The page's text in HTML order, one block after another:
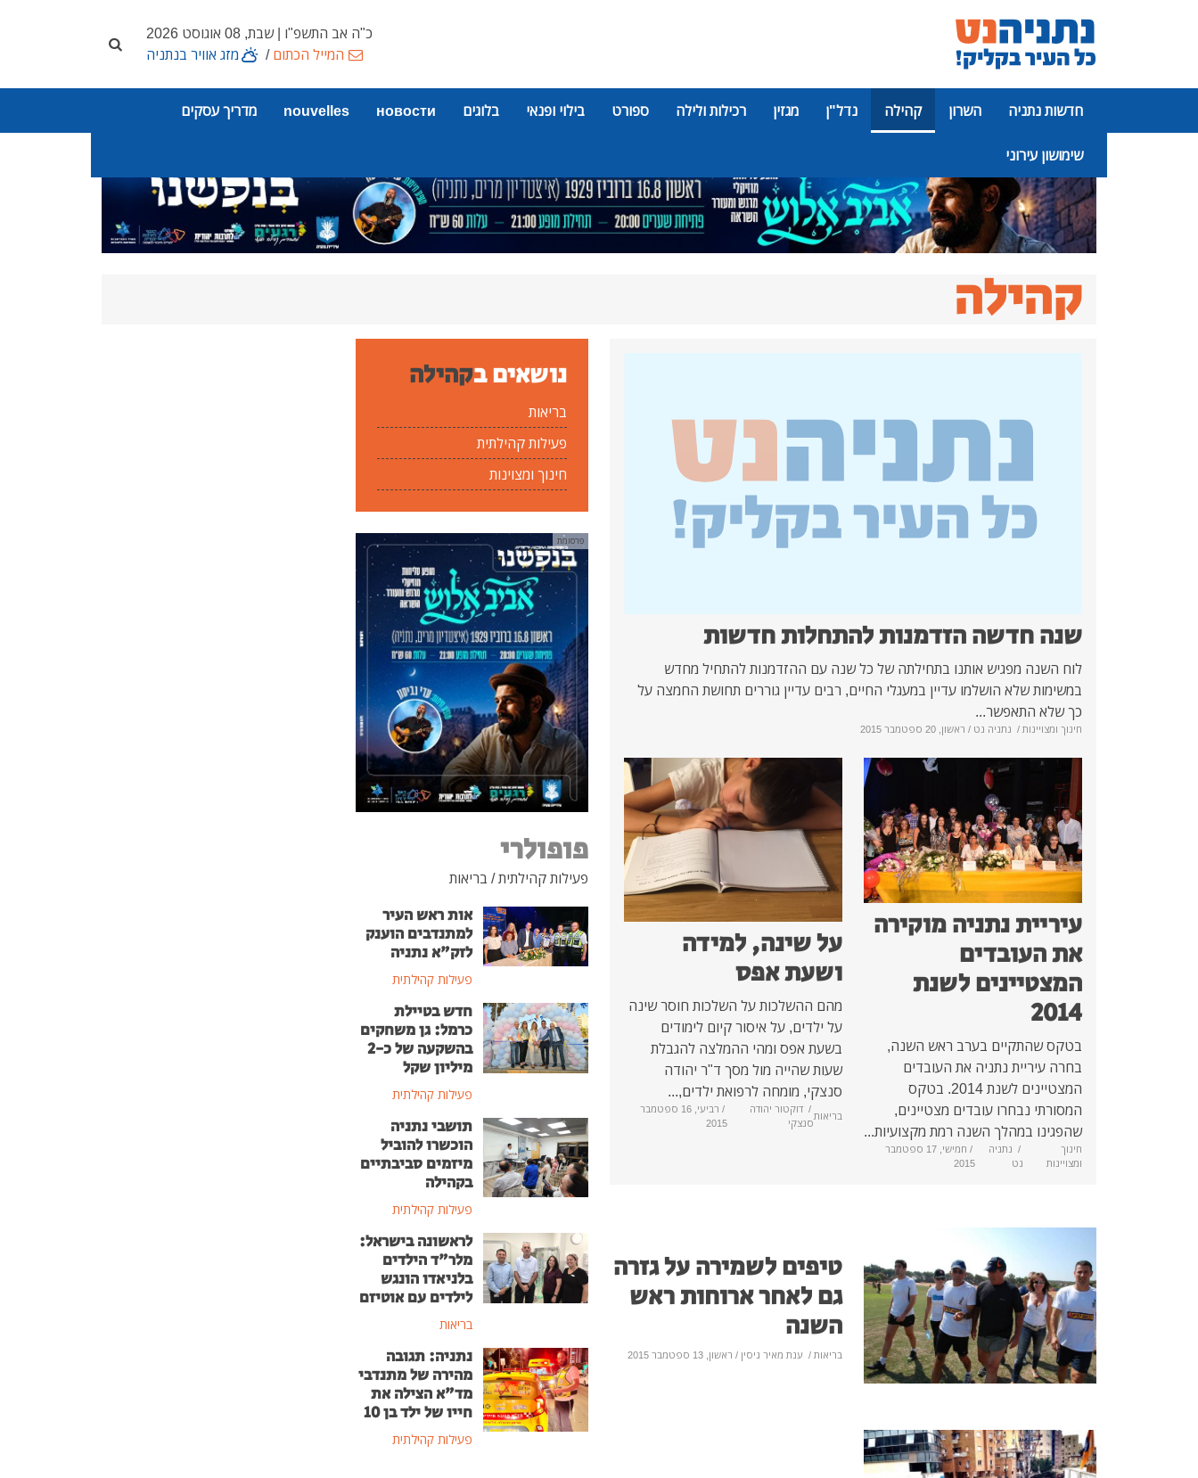
כ"ה אב התשפ"ו | שבת, 08 אוגוסט 2026
המייל הכתום/ מזג אוויר בנתניה
חדשות נתניה השרון קהילה נדל"ן מגזין רכילות ולילה ספורט בילוי ופנאי בלוגים новости
nouvelles מדריך עסקים
שימושון עירוני
פרסומת
קהילה
שנה חדשה הזדמנות להתחלות חדשות
לוח השנה מפגיש אותנו בתחילתה של כל שנה עם ההזדמנות להתחיל מחדש
במשימות שלא הושלמו עדיין במעגלי החיים, רבים עדיין גוררים תחושת החמצה על
כך שלא התאפשר...
חינוך ומצויינות / נתניה נט / ראשון, 20 ספטמבר 2015
עיריית נתניה מוקירה
את העובדים
המצטיינים לשנת
2014
בטקס שהתקיים בערב ראש השנה,
בחרה עיריית נתניה את העובדים
המצטיינים לשנת 2014. בטקס
המסורתי נבחרו עובדים מצטיינים,
שהפגינו במהלך השנה רמת מקצועיות...
חינוך
ומצויינות
/ נתניה
נט
/ חמישי, 17 ספטמבר
2015
על שינה, למידה
ושעת אפס
מהם ההשלכות על השלכות חוסר שינה
על ילדים, על איסור קיום לימודים
בשעת אפס ומהי ההמלצה להגבלת
שעות שהייה מול מסך ד"ר יהודה
סנצקי, מומחה לרפואת ילדים,...
בריאות
/ דוקטור יהודה
סנצקי
/ רביעי, 16 ספטמבר
2015
טיפים לשמירה על גזרה
גם לאחר ארוחות ראש
השנה
בריאות / ענת מאיר גיסין / ראשון, 13 ספטמבר 2015
נושאים בקהילה
בריאות
פעילות קהילתית
חינוך ומצוינות
פרסומת
פופולרי
פעילות קהילתית/ בריאות
אות ראש העיר
למתנדבים הוענק
לזק"א נתניה
פעילות קהילתית
חדש בטיילת
כרמל: גן משחקים
בהשקעה של כ-2
מיליון שקל
פעילות קהילתית
תושבי נתניה
הוכשרו להוביל
מיזמים סביבתיים
בקהילה
פעילות קהילתית
לראשונה בישראל:
מלר"ד הילדים
בלניאדו הונגש
לילדים עם אוטיזם
בריאות
נתניה: תגובה
מהירה של מתנדבי
מד"א הצילה את
חייו של ילד בן 10
פעילות קהילתית